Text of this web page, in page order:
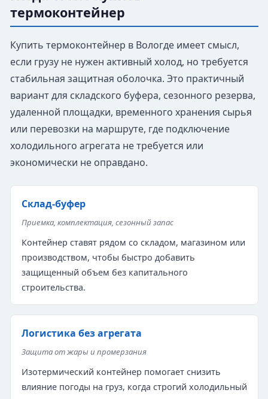
термоконтейнер
Купить термоконтейнер в Вологде имеет смысл,
если грузу не нужен активный холод, но требуется
стабильная защитная оболочка. Это практичный
вариант для складского буфера, сезонного резерва,
удаленной площадки, временного хранения сырья
или перевозки на маршруте, где подключение
холодильного агрегата не требуется или
экономически не оправдано.
Склад-буфер
Приемка, комплектация, сезонный запас
Контейнер ставят рядом со складом, магазином или
производством, чтобы быстро добавить
защищенный объем без капитального
строительства.
Логистика без агрегата
Защита от жары и промерзания
Изотермический контейнер помогает снизить
влияние погоды на груз, когда строгий холодильный